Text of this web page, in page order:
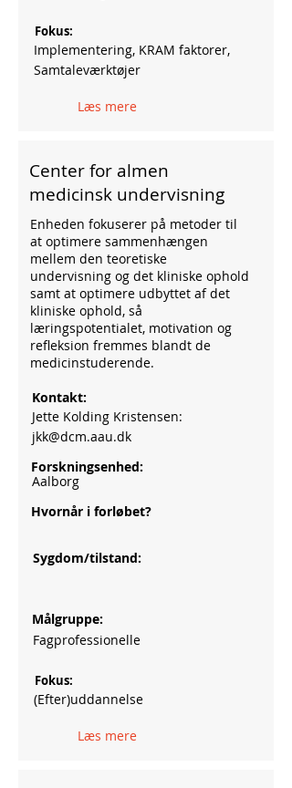
Fokus:
Implementering, KRAM faktorer,
Samtaleværktøjer
Læs mere
Center for almen
medicinsk undervisning
Enheden fokuserer på metoder til
at optimere sammenhængen
mellem den teoretiske
undervisning og det kliniske ophold
samt at optimere udbyttet af det
kliniske ophold, så
læringspotentialet, motivation og
refleksion fremmes blandt de
medicinstuderende.
Kontakt:
Jette Kolding Kristensen:
jkk@dcm.aau.dk
Forskningsenhed:
Aalborg
Hvornår i forløbet?
Sygdom/tilstand:
Målgruppe:
Fagprofessionelle
Fokus:
(Efter)uddannelse
Læs mere